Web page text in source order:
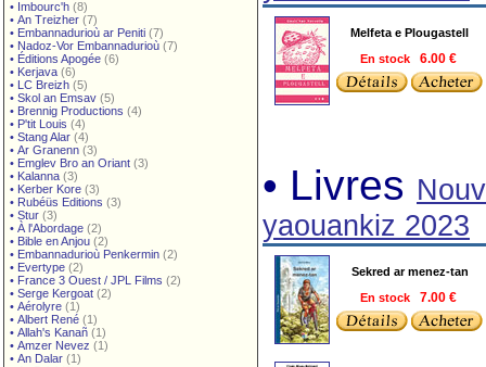
• Imbourc'h (8)
• An Treizher (7)
• Embannadurioù ar Peniti (7)
• Nadoz-Vor Embannadurioù (7)
• Éditions Apogée (6)
• Kerjava (6)
• LC Breizh (5)
• Skol an Emsav (5)
• Brennig Productions (4)
• P'tit Louis (4)
• Stang Alar (4)
• Ar Granenn (3)
• Emglev Bro an Oriant (3)
• Kalanna (3)
• Kerber Kore (3)
• Rubéüs Editions (3)
• Stur (3)
• À l'Abordage (2)
• Bible en Anjou (2)
• Embannadurioù Penkermin (2)
• Evertype (2)
• France 3 Ouest / JPL Films (2)
• Serge Kergoat (2)
• Aérolyre (1)
• Albert René (1)
• Allah's Kanañ (1)
• Amzer Nevez (1)
• An Dalar (1)
Melfeta e Plougastell
En stock
6.00 €
• Livres
yaouankiz 2023
Sekred ar menez-tan
En stock
7.00 €